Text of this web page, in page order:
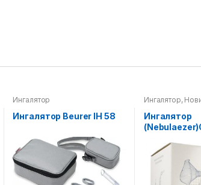
Ингалятор
Ингалятор Beurer IH 58
Ингалятор,
Ингалятор